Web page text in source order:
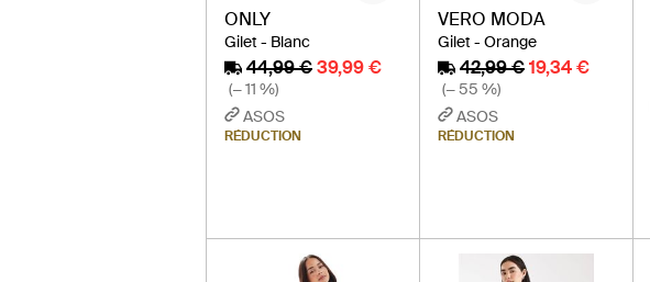
ONLY
Gilet - Blanc
44,99 €39,99 €
(− 11 %)
ASOS
RÉDUCTION
VERO MODA
Gilet - Orange
42,99 € 19,34 €
(− 55 %)
ASOS
RÉDUCTION